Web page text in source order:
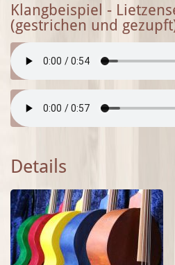
Klangbeispiel -
(gestrichen und
Details